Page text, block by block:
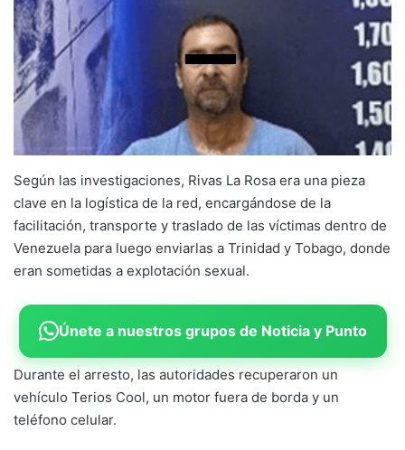
Según las investigaciones, Rivas La Rosa era una pieza
clave en la logística de la red, encargándose de la
facilitación, transporte y traslado de las víctimas dentro de
Venezuela para luego enviarlas a Trinidad y Tobago, donde
eran sometidas a explotación sexual.
Únete a nuestros grupos de Noticia y Punto
Durante el arresto, las autoridades recuperaron un
vehículo Terios Cool, un motor fuera de borda y un
teléfono celular.